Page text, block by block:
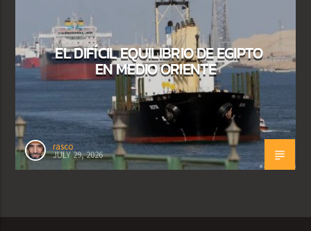
EL DIFÍCIL EQUILIBRIO DE EGIPTO
EN MEDIO ORIENTE
rasco
JULY 29, 2026